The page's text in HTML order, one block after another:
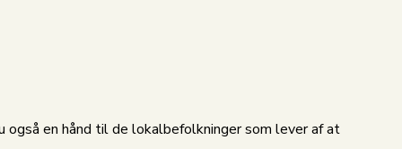
en hånd til de lokalbefolkninger som lever af at